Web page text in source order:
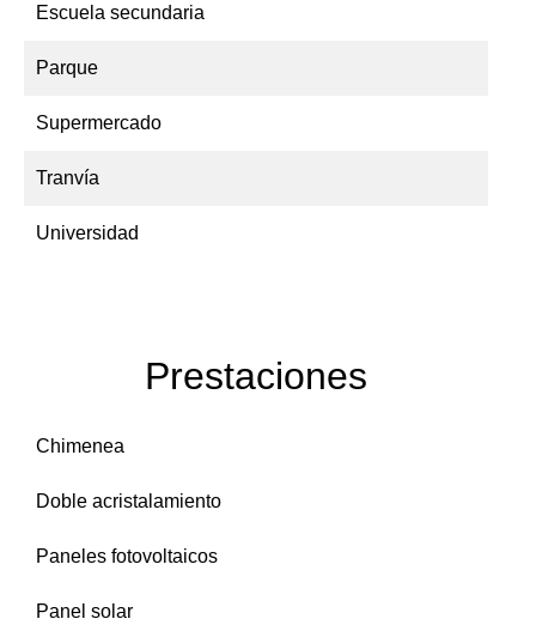
Escuela secundaria
Parque
Supermercado
Tranvía
Universidad
Prestaciones
Chimenea
Doble acristalamiento
Paneles fotovoltaicos
Panel solar